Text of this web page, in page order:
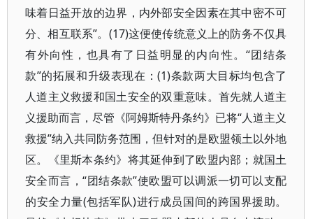
味着日益开放的边界，内外部安全因素在其中密不可
分、相互联系”。(17)这便使传统意义上的防务不仅具
有外向性，也具有了日益明显的内向性。“团结条
款”的拓展和升级表现在：(1)条款两大目标均包含了
人道主义救援和国土安全的双重意味。首先就人道主
义援助而言，尽管《阿姆斯特丹条约》已将“人道主义
救援”纳入共同防务范围，但针对的是欧盟领土以外地
区。《里斯本条约》将其延伸到了欧盟内部；就国土
安全而言，“团结条款”使欧盟可以调派一切可以支配
的安全力量(包括军队)进行成员国间的跨国界援助。